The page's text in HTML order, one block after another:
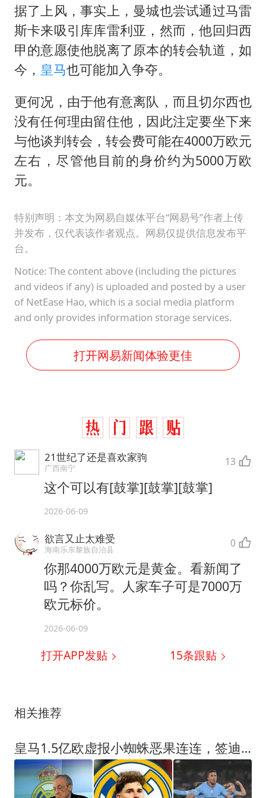
据了上风，事实上，曼城也尝试通过马雷
斯卡来吸引库库雷利亚，然而，他回归西
甲的意愿使他脱离了原本的转会轨道，如
今， 皇马也可能加入争夺。
更何况，由于他有意离队，而且切尔西也
没有任何理由留住他，因此注定要坐下来
与他谈判转会，转会费可能在4000万欧元
左右，尽管他目前的身价约为5000万欧
元。
特别声明：本文为网易自媒体平台“网易号”作者上传
并发布，仅代表该作者观点。网易仅提供信息发布平
台。
Notice: The content above (including the pictures
and videos if any) is uploaded and posted by a user
of NetEase Hao, which is a social media platform
and only provides information storage services.
打开网易新闻体验更佳
21世纪了还是喜欢家驹
广西南宁 13
这个可以有[鼓掌][鼓掌][鼓掌]
2026-06-09
欲言又止太难受
海南乐东黎族自治县 0
你那4000万欧元是黄金。看新闻了
吗？你乱写。人家车子可是7000万
欧元标价。
2026-06-09
打开APP发贴 15条跟贴
相关推荐
皇马1.5亿欧虚报小蜘蛛恶果连连，签迪奥曼德挨宰，将罗德里推向巴萨